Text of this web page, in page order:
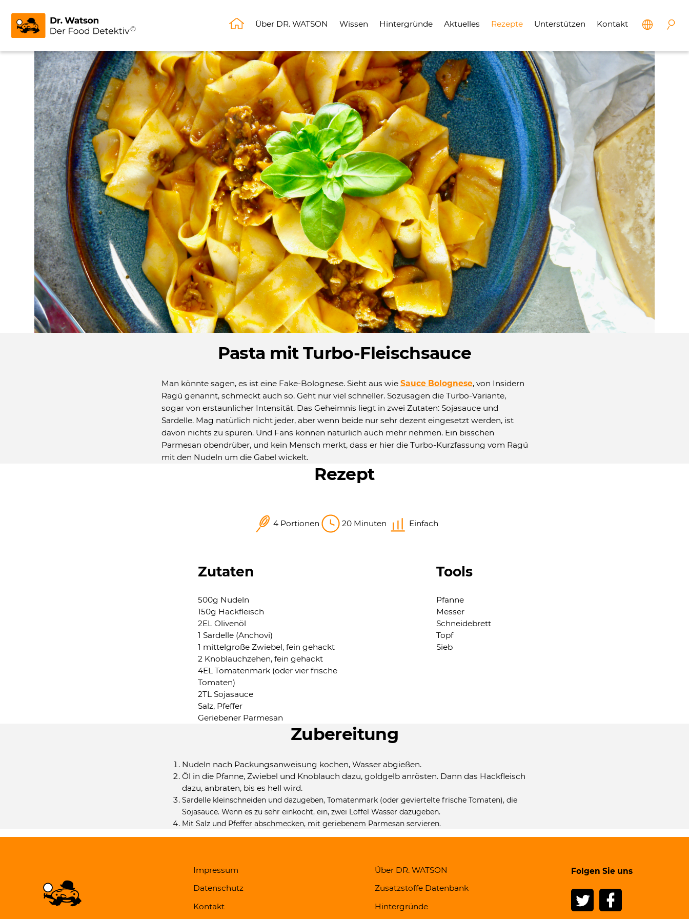
Über DR. WATSON Wissen Hintergründe Aktuelles Rezepte Unterstützen Kontakt
Pasta mit Turbo-Fleischsauce
Man könnte sagen, es ist eine Fake-Bolognese. Sieht aus wie Sauce Bolognese, von Insidern
Ragú genannt, schmeckt auch so. Geht nur viel schneller. Sozusagen die Turbo-Variante,
sogar von erstaunlicher Intensität. Das Geheimnis liegt in zwei Zutaten: Sojasauce und
Sardelle. Mag natürlich nicht jeder, aber wenn beide nur sehr dezent eingesetzt werden, ist
davon nichts zu spüren. Und Fans können natürlich auch mehr nehmen. Ein bisschen
Parmesan obendrüber, und kein Mensch merkt, dass er hier die Turbo-Kurzfassung vom Ragú
mit den Nudeln um die Gabel wickelt.
Rezept
4 Portionen 20 Minuten Einfach
Zutaten
500g Nudeln
150g Hackfleisch
2EL Olivenöl
1 Sardelle (Anchovi)
1 mittelgroße Zwiebel, fein gehackt
2 Knoblauchzehen, fein gehackt
4EL Tomatenmark (oder vier frische
Tomaten)
2TL Sojasauce
Salz, Pfeffer
Geriebener Parmesan
Tools
Pfanne
Messer
Schneidebrett
Topf
Sieb
Zubereitung
Nudeln nach Packungsanweisung kochen, Wasser abgießen.
Öl in die Pfanne, Zwiebel und Knoblauch dazu, goldgelb anrösten. Dann das Hackfleisch
dazu, anbraten, bis es hell wird.
Sardelle kleinschneiden und dazugeben, Tomatenmark (oder geviertelte frische Tomaten), die
Sojasauce. Wenn es zu sehr einkocht, ein, zwei Löffel Wasser dazugeben.
Mit Salz und Pfeffer abschmecken, mit geriebenem Parmesan servieren.
Impressum
Datenschutz
Kontakt
Über DR. WATSON
Zusatzstoffe Datenbank
Hintergründe
Folgen Sie uns